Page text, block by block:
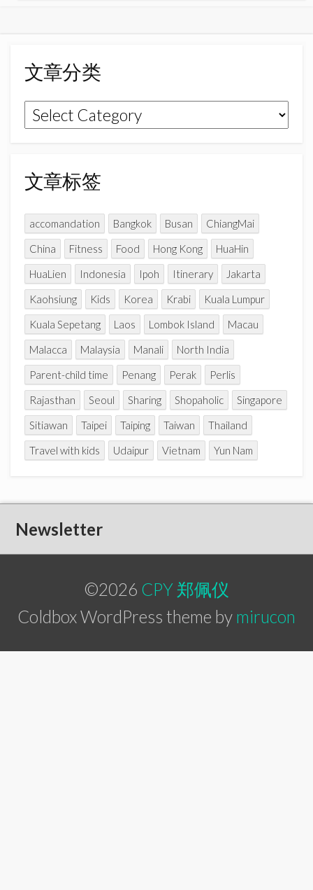
o
o
k
r
a
m
e
C
h
文章分类
文
章
类
文章标签
accomandation Bangkok Busan
ChiangMai
China
Fitness Food Hong Kong
HuaHin
HuaLien
Indonesia Ipoh Itinerary
Jakarta
Kaohsiung
Kids Korea Krabi
Kuala Lumpur
Kuala Sepetang
Laos Lombok Island
Macau
Malacca
Malaysia Manali
North India
Parent-child time
Penang Perak
Perlis
Rajasthan
Seoul Sharing Shopaholic
Singapore
Sitiawan
Taipei Taiping Taiwan
Thailand
Travel with kids
Udaipur Vietnam Yun Nam
Newsletter
©2026 CPY 郑佩仪
Coldbox WordPress theme by mirucon